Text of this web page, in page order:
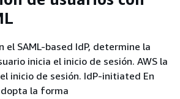
el SAML-based IdP, determine la
inicia el inicio de sesión. AWS la
inicio de sesión. IdP-initiated En
la forma